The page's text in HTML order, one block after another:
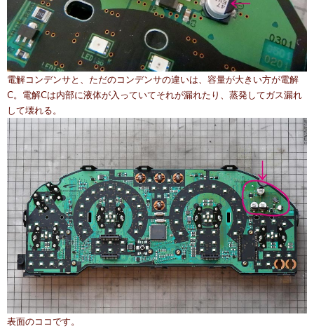
電解コンデンサと、ただのコンデンサの違いは、容量が大きい方が電解
C。電解Cは内部に液体が入っていてそれが漏れたり、蒸発してガス漏れ
して壊れる。
表面のココです。